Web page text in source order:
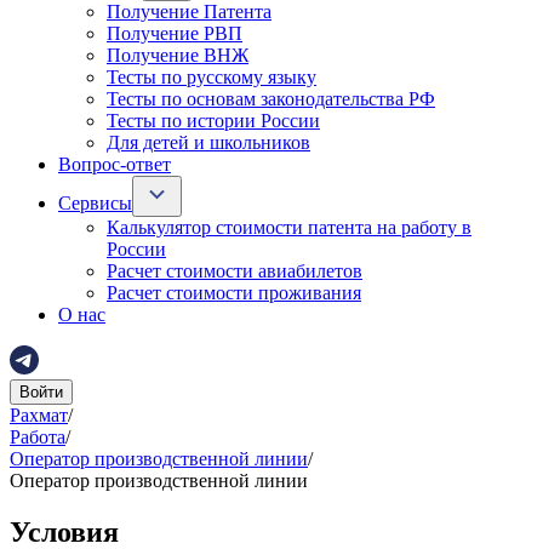
Получение Патента
Получение РВП
Получение ВНЖ
Тесты по русскому языку
Тесты по основам законодательства РФ
Тесты по истории России
Для детей и школьников
Вопрос-ответ
Сервисы
Калькулятор стоимости патента на работу в
России
Расчет стоимости авиабилетов
Расчет стоимости проживания
О нас
Войти
Рахмат/
Работа/
Оператор производственной линии/
Оператор производственной линии
Условия